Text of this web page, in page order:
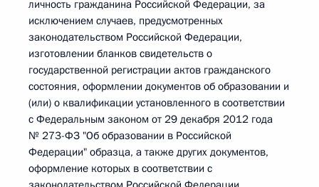
личность гражданина Российской Федерации, за
исключением случаев, предусмотренных
законодательством Российской Федерации,
изготовлении бланков свидетельств о
государственной регистрации актов гражданского
состояния, оформлении документов об образовании и
(или) о квалификации установленного в соответствии
с Федеральным законом от 29 декабря 2012 года
№ 273-ФЗ "Об образовании в Российской
Федерации" образца, а также других документов,
оформление которых в соответствии с